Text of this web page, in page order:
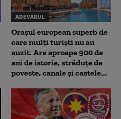
ADEVARUL
Orașul european superb de
care mulți turiști nu au
auzit. Are aproape 900 de
ani de istorie, străduțe de
poveste, canale și castele...